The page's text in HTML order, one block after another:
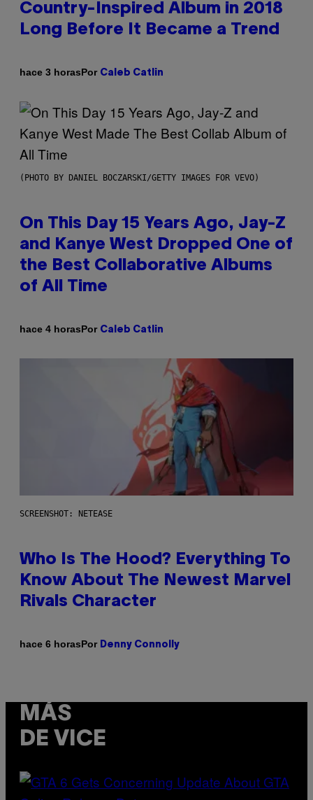
Country-Inspired Album in 2018
Long Before It Became a Trend
hace 3 horasPor Caleb Catlin
(PHOTO BY DANIEL BOCZARSKI/GETTY IMAGES FOR VEVO)
On This Day 15 Years Ago, Jay-Z
and Kanye West Dropped One of
the Best Collaborative Albums
of All Time
hace 4 horasPor Caleb Catlin
SCREENSHOT: NETEASE
Who Is The Hood? Everything To
Know About The Newest Marvel
Rivals Character
hace 6 horasPor Denny Connolly
MÁS
DE VICE